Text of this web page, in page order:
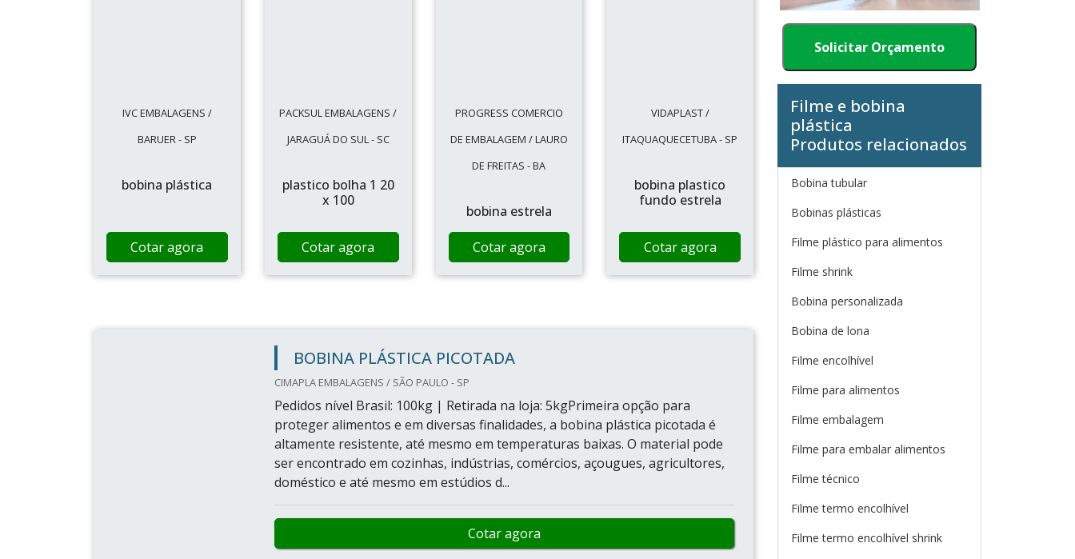
IVC EMBALAGENS /
BARUER - SP
bobina plástica
Cotar agora
PACKSUL EMBALAGENS /
JARAGUÁ DO SUL - SC
plastico bolha 1 20
x 100
Cotar agora
PROGRESS COMERCIO
DE EMBALAGEM / LAURO
DE FREITAS - BA
bobina estrela
Cotar agora
VIDAPLAST /
ITAQUAQUECETUBA - SP
bobina plastico
fundo estrela
Cotar agora
BOBINA PLÁSTICA PICOTADA
CIMAPLA EMBALAGENS / SÃO PAULO - SP
Pedidos nível Brasil: 100kg | Retirada na loja: 5kgPrimeira opção para
proteger alimentos e em diversas finalidades, a bobina plástica picotada é
altamente resistente, até mesmo em temperaturas baixas. O material pode
ser encontrado em cozinhas, indústrias, comércios, açougues, agricultores,
doméstico e até mesmo em estúdios d...
Cotar agora
Solicitar Orçamento
Filme e bobina
plástica
Produtos relacionados
Bobina tubular
Bobinas plásticas
Filme plástico para alimentos
Filme shrink
Bobina personalizada
Bobina de lona
Filme encolhível
Filme para alimentos
Filme embalagem
Filme para embalar alimentos
Filme técnico
Filme termo encolhível
Filme termo encolhível shrink